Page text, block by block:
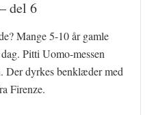
del 6
Mange 5-10 år gamle
Pitti Uomo-messen
Der dyrkes benklæder med
Firenze.